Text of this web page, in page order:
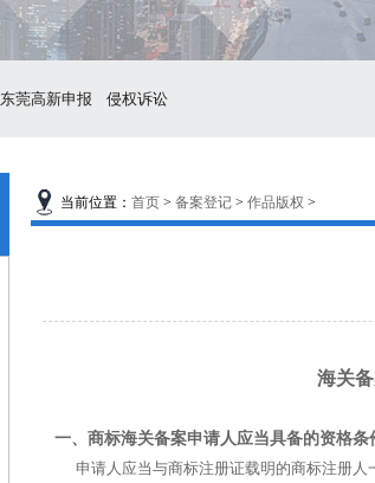
东莞高新申报 侵权诉讼
当前位置： 首页 > 备案登记 > 作品版权 >
海关
一、商标海关备案申请人应当具备的资格条
申请人应当与商标注册证载明的商标注册人